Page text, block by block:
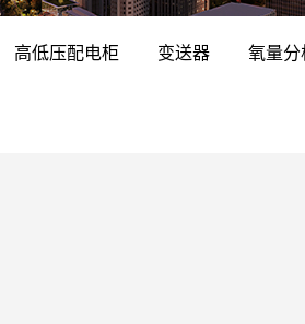
高低压配电柜 变送器 氧量分